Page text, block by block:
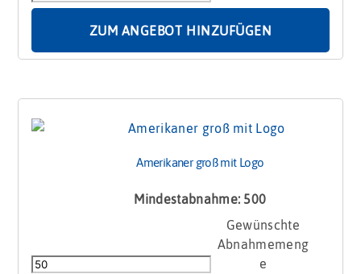
Menge
ZUM ANGEBOT HINZUFÜGEN
Amerikaner groß mit Logo
Mindestabnahme: 500
mit